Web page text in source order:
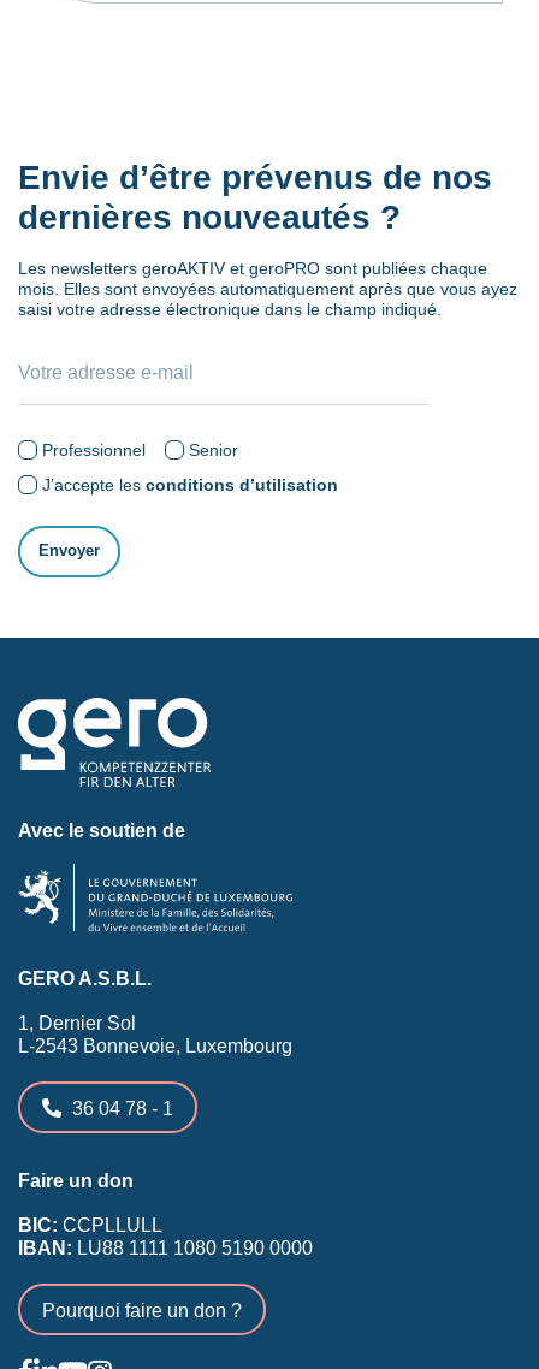
Envie d’être prévenus de nos
dernières nouveautés ?
Les newsletters geroAKTIV et geroPRO sont publiées chaque
mois. Elles sont envoyées automatiquement après que vous ayez
saisi votre adresse électronique dans le champ indiqué.
Professionnel
Senior
J’accepte les conditions d’utilisation
Avec le soutien de
GERO A.S.B.L.
1, Dernier Sol
L-2543 Bonnevoie, Luxembourg
36 04 78 - 1
Faire un don
BIC: CCPLLULL
IBAN: LU88 1111 1080 5190 0000
Pourquoi faire un don ?